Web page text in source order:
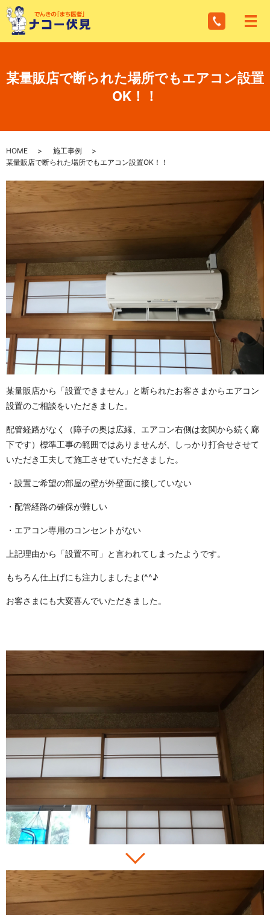
メ
某量販店で断られた場所でもエアコン設置
OK！！
HOME
施工事例
某量販店で断られた場所でもエアコン設置OK！！
某量販店から「設置できません」と断られたお客さまからエアコン
設置のご相談をいただきました。
配管経路がなく（障子の奥は広縁、エアコン右側は玄関から続く廊
下です）標準工事の範囲ではありませんが、しっかり打合せさせて
いただき工夫して施工させていただきました。
・設置ご希望の部屋の壁が外壁面に接していない
・配管経路の確保が難しい
・エアコン専用のコンセントがない
上記理由から「設置不可」と言われてしまったようです。
もちろん仕上げにも注力しましたよ(^^♪
お客さまにも大変喜んでいただきました。